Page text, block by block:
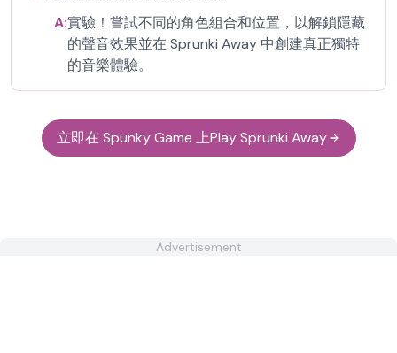
A:實驗！嘗試不同的角色組合和位置，以解鎖隱藏
的聲音效果並在 Sprunki Away 中創建真正獨特
的音樂體驗。
立即在 Spunky Game 上Play Sprunki Away
Advertisement